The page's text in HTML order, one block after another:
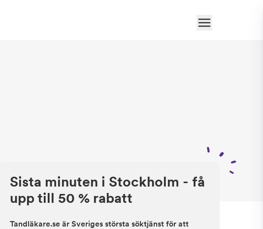
Sista minuten i Stockholm - få
upp till 50 % rabatt
Tandläkare.se är Sveriges största söktjänst för att